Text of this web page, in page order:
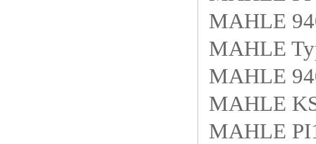
MAHLE
MAHLE
MAHLE
MAHLE
MAHLE